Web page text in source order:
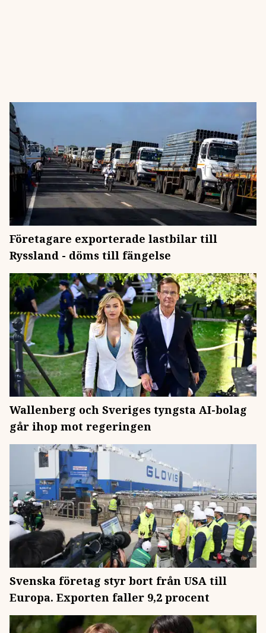
Företagare exporterade lastbilar till
Ryssland - döms till fängelse
Wallenberg och Sveriges tyngsta AI-bolag
går ihop mot regeringen
Svenska företag styr bort från USA till
Europa. Exporten faller 9,2 procent